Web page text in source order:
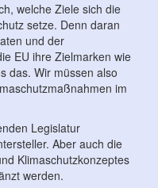
welche Ziele sich die
setze. Denn daran
und der
EU ihre Zielmarken wie
das. Wir müssen also
im
Legislatur
Aber auch die
Klimaschutzkonzeptes
werden.